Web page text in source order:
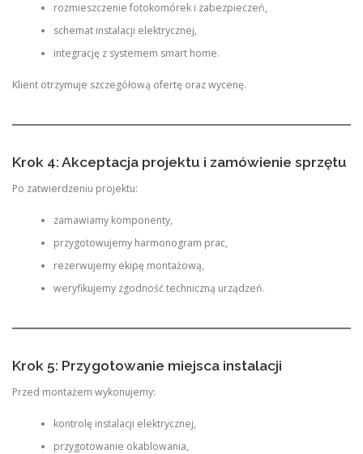
rozmieszczenie fotokomórek i zabezpieczeń,
schemat instalacji elektrycznej,
integrację z systemem smart home.
Klient otrzymuje szczegółową ofertę oraz wycenę.
Krok 4: Akceptacja projektu i zamówienie sprzętu
Po zatwierdzeniu projektu:
zamawiamy komponenty,
przygotowujemy harmonogram prac,
rezerwujemy ekipę montażową,
weryfikujemy zgodność techniczną urządzeń.
Krok 5: Przygotowanie miejsca instalacji
Przed montażem wykonujemy:
kontrolę instalacji elektrycznej,
przygotowanie okablowania,